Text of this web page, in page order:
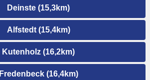
Deinste (15,3km)
Alfstedt (15,4km)
Kutenholz (16,2km)
Fredenbeck (16,4km)